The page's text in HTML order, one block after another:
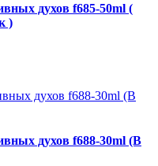
духов f685-50ml (
)
духов f688-30ml (В